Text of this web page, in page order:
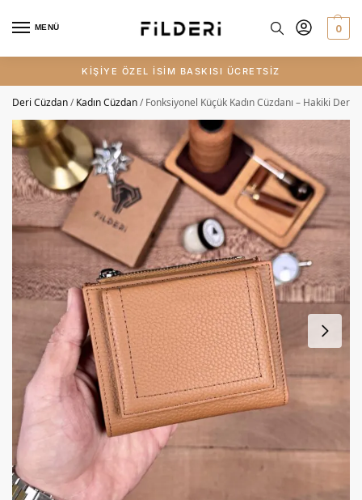
MENÜ 0
KİŞİYE ÖZEL İSİM BASKISI ÜCRETSİZ
Deri Cüzdan/Kadın Cüzdan/Fonksiyonel Küçük Kadın Cüzdanı – Hakiki Deri